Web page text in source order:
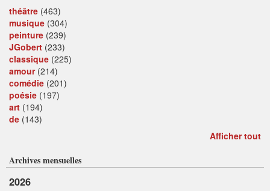
théâtre (463)
musique (304)
peinture (239)
JGobert (233)
classique (225)
amour(214)
comédie (201)
poésie (197)
art (194)
de (143)
Afficher tout
Archives mensuelles
2026